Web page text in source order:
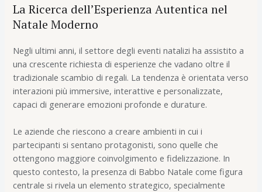
La Ricerca dell’Esperienza Autentica nel
Natale Moderno
Negli ultimi anni, il settore degli eventi natalizi ha assistito a
una crescente richiesta di esperienze che vadano oltre il
tradizionale scambio di regali. La tendenza è orientata verso
interazioni più immersive, interattive e personalizzate,
capaci di generare emozioni profonde e durature.
Le aziende che riescono a creare ambienti in cui i
partecipanti si sentano protagonisti, sono quelle che
ottengono maggiore coinvolgimento e fidelizzazione. In
questo contesto, la presenza di Babbo Natale come figura
centrale si rivela un elemento strategico, specialmente